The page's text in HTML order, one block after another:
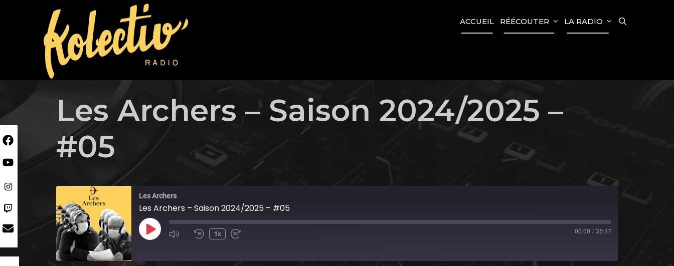
ACCUEIL RÉÉCOUTER LA RADIO
Les Archers – Saison 2024/2025 –
#05
Les Archers
Les Archers – Saison 2024/2025 – #05
Play
1x 00:00 / 35:37